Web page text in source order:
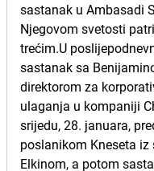
sastanak u Ambasadi
Njegovom svetosti
trećim.U
sastanak sa
direktorom za
ulaganja u kompaniji
srijedu, 28. januara,
poslanikom Kneseta
Elkinom, a potom